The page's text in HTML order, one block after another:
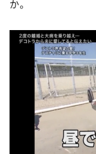
か。